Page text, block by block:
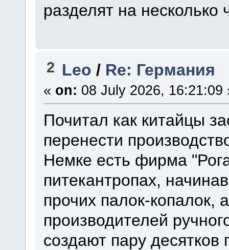
разделят на несколько
2 Leo / Re: Германия
« on: 08 July 2026, 16:21:09
Почитал как китайцы
перенести
Немке есть фирма
питекантропах,
прочих палок-копалок,
производителей
создают пару десятков